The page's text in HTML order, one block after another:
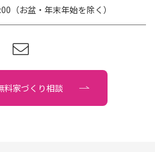
（お盆・年末年始を除く）
料家づくり相談